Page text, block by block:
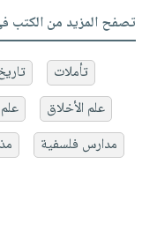
تصفح المزيد من الكتب
تأملات
علم الأخلاق
مدارس فلسفية